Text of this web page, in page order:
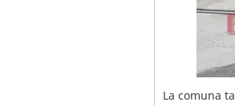
La comuna